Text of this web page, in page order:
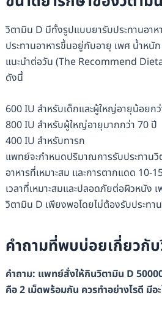
วิตามิน D มีทั้งรูปแบบยารับประทานอาห
ประทานอาหารขึ้นอยู่กับอายุ เพศ น้ำหนั
แนะนำต่อวัน (The Recommend
ดังนี้
600 IU สำหรับเด็กและผู้ใหญ่อายุน้อยก
800 IU สำหรับผู้ใหญ่อายุมากกว่า 70 ปี
400 IU สำหรับทารก
แพทย์จะกำหนดปริมาณการรับประทานวิ
อาหารที่เหมาะสม และการตากแดด 10-
เวลาที่เหมาะสมและปลอดภัยต่อผิวหนัง
วิตามิน D เพียงพอโดยไม่ต้องรับประทา
คำถามที่พบบ่อยเกี่ยวกั
คำถาม: แพทย์สั่งให้กินวิตามิน D
คือ 2 เม็ดพร้อมกัน ควรทำอย่างไรดี มีอ